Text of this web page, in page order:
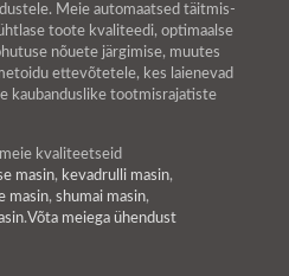
Meie automaatsed täitmis-
toote kvaliteedi, optimaalse
nõuete järgimise, muutes
ettevõtetele, kes laienevad
kaubanduslike tootmisrajatiste
kvaliteetseid
masin, kevadrulli masin,
masin, shumai masin,
.Võta meiega ühendust